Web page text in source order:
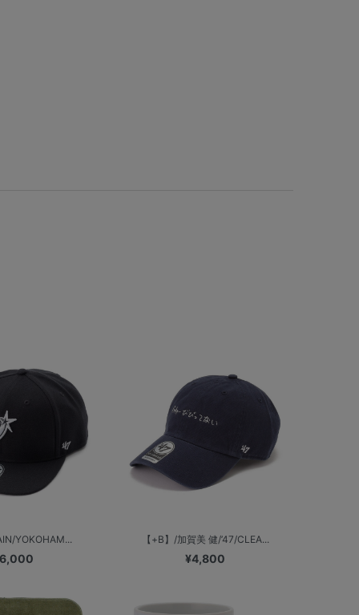
YOKOHAM... 【+B】/加賀美 健/’47/CLEA...
¥4,800